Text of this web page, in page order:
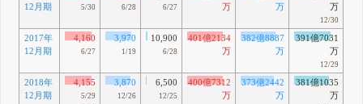
12月期
5/30 6/28 6/27
万
万
万
12/30
2017年
12月期
4,160
6/27
3,970
1/19
10,900
6/28
401億2134
万
382億8887
万
391億7031
万
12/29
2018年
12月期
4,155
5/29
3,870
12/26
6,500
12/25
400億7312
万
373億2442
万
381億1035
万